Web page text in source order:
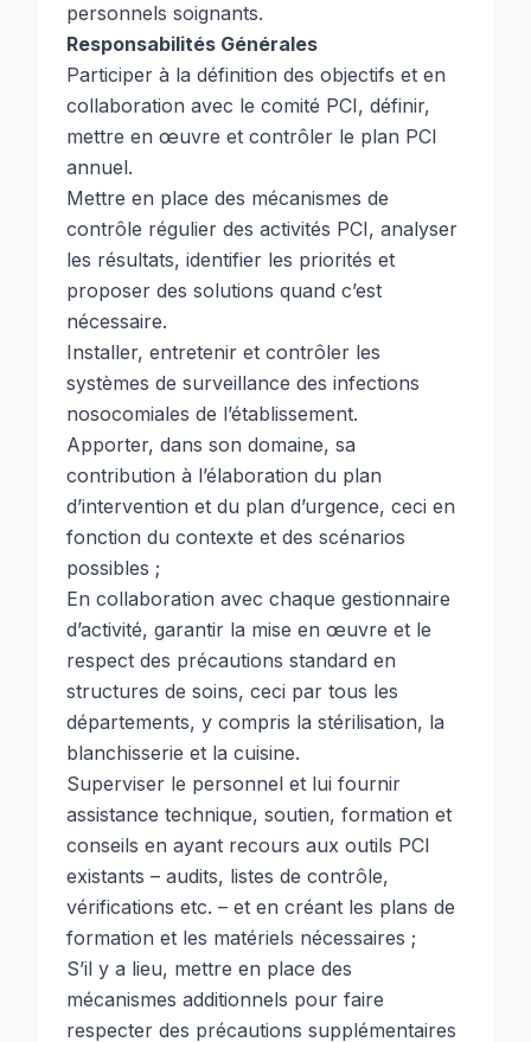
personnels soignants.
Responsabilités Générales
Participer à la définition des objectifs et en
collaboration avec le comité PCI, définir,
mettre en œuvre et contrôler le plan PCI
annuel.
Mettre en place des mécanismes de
contrôle régulier des activités PCI, analyser
les résultats, identifier les priorités et
proposer des solutions quand c’est
nécessaire.
Installer, entretenir et contrôler les
systèmes de surveillance des infections
nosocomiales de l’établissement.
Apporter, dans son domaine, sa
contribution à l’élaboration du plan
d’intervention et du plan d’urgence, ceci en
fonction du contexte et des scénarios
possibles ;
En collaboration avec chaque gestionnaire
d’activité, garantir la mise en œuvre et le
respect des précautions standard en
structures de soins, ceci par tous les
départements, y compris la stérilisation, la
blanchisserie et la cuisine.
Superviser le personnel et lui fournir
assistance technique, soutien, formation et
conseils en ayant recours aux outils PCI
existants – audits, listes de contrôle,
vérifications etc. – et en créant les plans de
formation et les matériels nécessaires ;
S’il y a lieu, mettre en place des
mécanismes additionnels pour faire
respecter des précautions supplémentaires